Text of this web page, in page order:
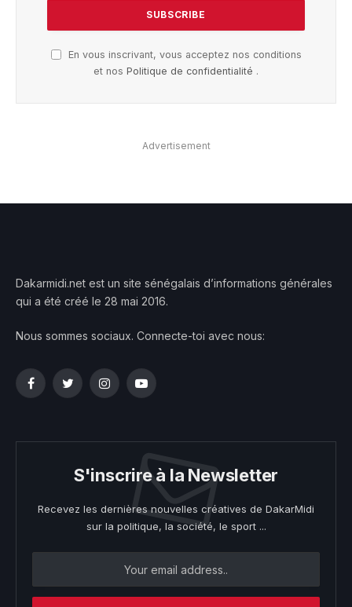
En vous inscrivant, vous acceptez nos conditions
et nos Politique de confidentialité .
Advertisement
Dakarmidi.net est un site sénégalais d’informations générales
qui a été créé le 28 mai 2016.
Nous sommes sociaux. Connecte-toi avec nous:
FacebookTwitterInstagramYouTube
S'inscrire à la Newsletter
Recevez les dernières nouvelles créatives de DakarMidi
sur la politique, la société, le sport ...